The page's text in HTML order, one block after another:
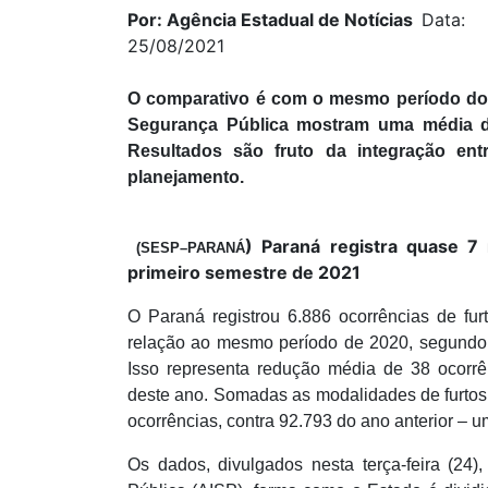
Por: Agência Estadual de Notícias Data:
25/08/2021
O comparativo é com o mesmo período
Segurança Pública mostram uma
Resultados são fruto da integração
planejamento.
(SESP–PARANÁ) Paraná registra quase
primeiro semestre de 2021
O Paraná registrou 6.886 ocorrências de
relação ao mesmo período de 2020,
Isso representa redução média de 38
deste ano. Somadas as modalidades de
ocorrências, contra 92.793 do ano anterior –
Os dados, divulgados nesta terça-feira